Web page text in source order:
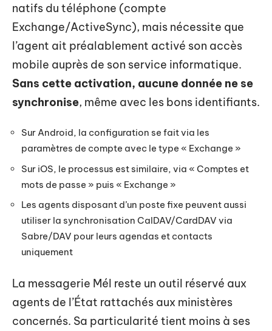
natifs du téléphone (compte
Exchange/ActiveSync), mais nécessite que
l’agent ait préalablement activé son accès
mobile auprès de son service informatique.
Sans cette activation, aucune donnée ne se
synchronise, même avec les bons identifiants.
Sur Android, la configuration se fait via les
paramètres de compte avec le type « Exchange »
Sur iOS, le processus est similaire, via « Comptes et
mots de passe » puis « Exchange »
Les agents disposant d’un poste fixe peuvent aussi
utiliser la synchronisation CalDAV/CardDAV via
Sabre/DAV pour leurs agendas et contacts
uniquement
La messagerie Mél reste un outil réservé aux
agents de l’État rattachés aux ministères
concernés. Sa particularité tient moins à ses